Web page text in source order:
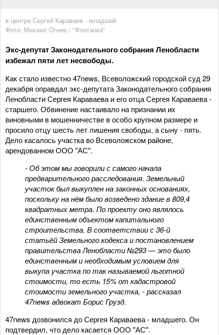
в центре Сергей Караваев - младший
Фото: Михаил Огнев / "Фонтанка"
Экс-депутат Законодательного собрания Ленобласти
избежал пяти лет несвободы.
Как стало известно 47news, Всеволожский городской суд 29
декабря оправдал экс-депутата Законодательного собрания
Ленобласти Сергея Караваева и его отца Сергея Караваева -
старшего. Обвинение настаивало на признании их
виновными в мошенничестве в особо крупном размере и
просило отцу шесть лет лишения свободы, а сыну - пять.
Дело касалось участка во Всеволожском районе,
арендованном ООО "АС".
- Об этом мы говорили с самого начала
предварительного расследования. Земельный
участок был выкуплен на законных основаниях,
поскольку на нём было возведено здание в 809,4
квадратных метра. По проекту оно являлось
единственным объектом капитального
строительства. В соответствии с 36-й
статьёй Земельного кодекса и постановлением
правительства Ленобласти №293 — это было
единственным и необходимым условием для
выкупа участка по так называемой льготной
стоимости, то есть 15% от кадастровой
стоимости земельного участка, - рассказал
47news адвокат Борис Грузд.
47news дозвонился до Сергея Караваева - младшего. Он
подтвердил, что дело касается ООО "АС".